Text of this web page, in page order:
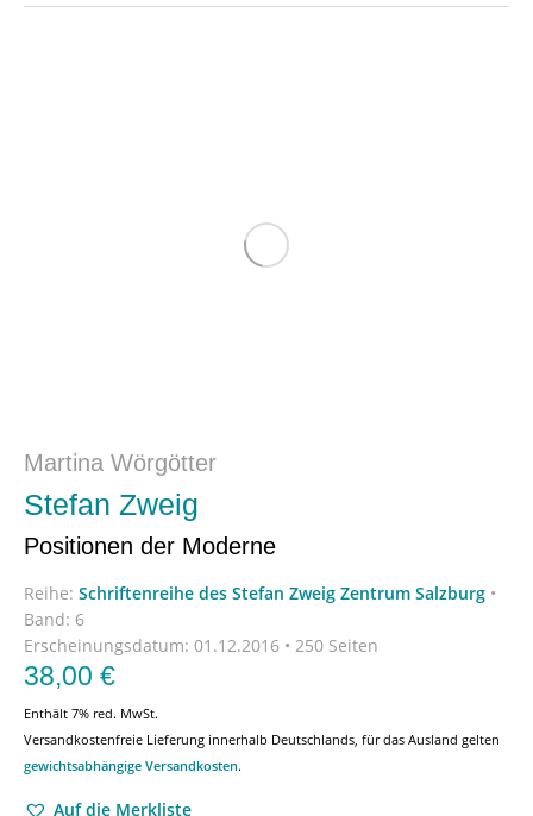
Martina Wörgötter
Stefan Zweig
Positionen der Moderne
Reihe: Schriftenreihe des Stefan Zweig Zentrum Salzburg •
Band: 6
Erscheinungsdatum: 01.12.2016 • 250 Seiten
38,00 €
Enthält 7% red. MwSt.
Versandkostenfreie Lieferung innerhalb Deutschlands, für das Ausland gelten
gewichtsabhängige Versandkosten.
Auf die Merkliste